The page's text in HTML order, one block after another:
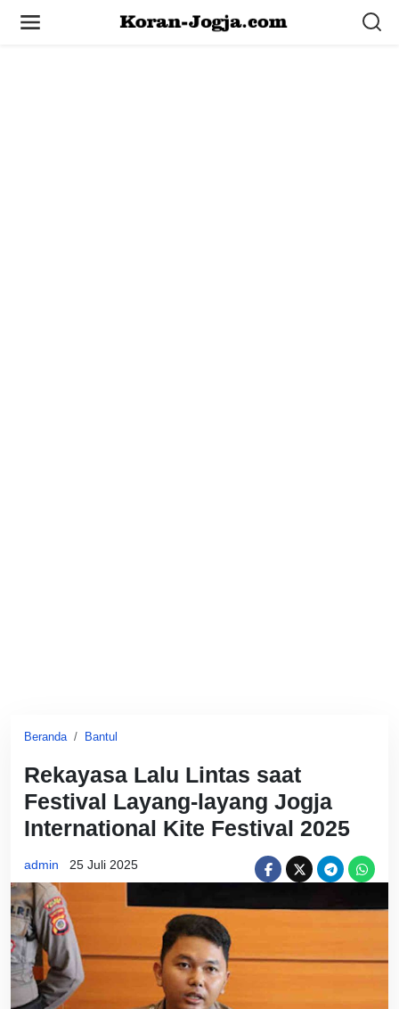
Beranda Bantul
Rekayasa Lalu Lintas saat
Festival Layang-layang Jogja
International Kite Festival 2025
admin 25 Juli 2025